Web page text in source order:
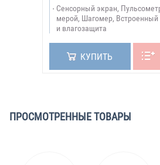
Сенсорный экран,
мерой, Шагомер,
и влагозащита
КУПИТЬ
ПРОСМОТРЕННЫЕ ТОВАРЫ